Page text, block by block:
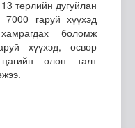
төрлийн дугуйлан
гаруй хүүхэд
боломж
хүүхэд, өсвөр
олон талт